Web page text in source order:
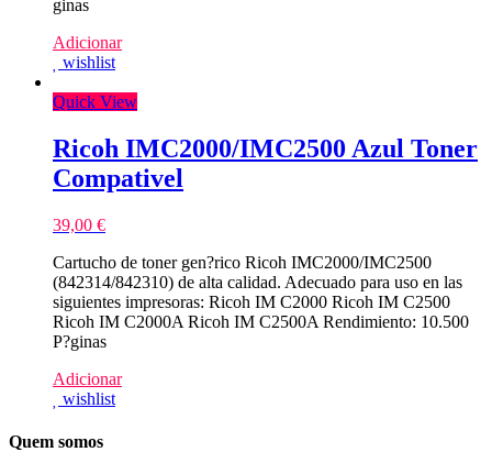
ginas
Adicionar
wishlist
Quick View
Ricoh IMC2000/IMC2500 Azul Toner
Compativel
39,00 €
Cartucho de toner gen?rico Ricoh IMC2000/IMC2500
(842314/842310) de alta calidad. Adecuado para uso en las
siguientes impresoras: Ricoh IM C2000 Ricoh IM C2500
Ricoh IM C2000A Ricoh IM C2500A Rendimiento: 10.500
P?ginas
Adicionar
wishlist
Quem somos